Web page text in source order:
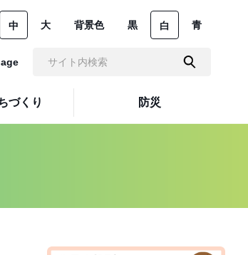
づくり 防災
中 大 背景色 黒 白 青